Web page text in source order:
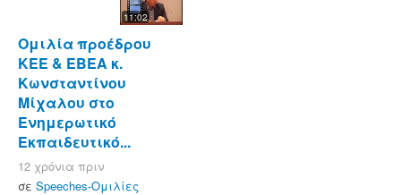
11:02
Ομιλία προέδρου
ΚΕΕ & ΕΒΕΑ κ.
Κωνσταντίνου
Μίχαλου στο
Ενημερωτικό
Εκπαιδευτικό...
12 χρόνια πριν
σε Speeches-Ομιλίες